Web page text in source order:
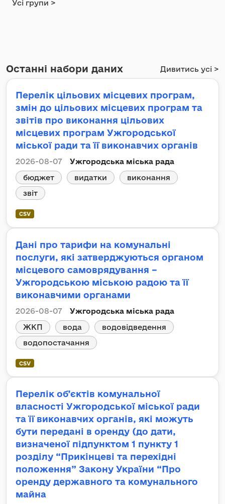
Усі групи >
Останні набори даних Дивитись усі >
Перелік цільових місцевих програм,
змін до цільових місцевих програм та
звітів про виконання цільових
місцевих програм Ужгородської
міської ради та її виконавчих органів
2026-08-07
Ужгородська міська рада
бюджет
видатки
виконання
звіт
CSV
Дані про тарифи на комунальні
послуги, які затверджуються органом
місцевого самоврядування –
Ужгородською міською радою та її
виконавчими органами
2026-08-07
Ужгородська міська рада
ЖКП
вода
водовідведення
водопостачання
CSV
Перелік об’єктів комунальної
власності Ужгородської міської ради
та її виконавчих органів, які можуть
бути передані в оренду (до дати,
визначеної підпунктом 1 пункту 1
розділу “Прикінцеві та перехідні
положення” Закону України “Про
оренду державного та комунального
майна